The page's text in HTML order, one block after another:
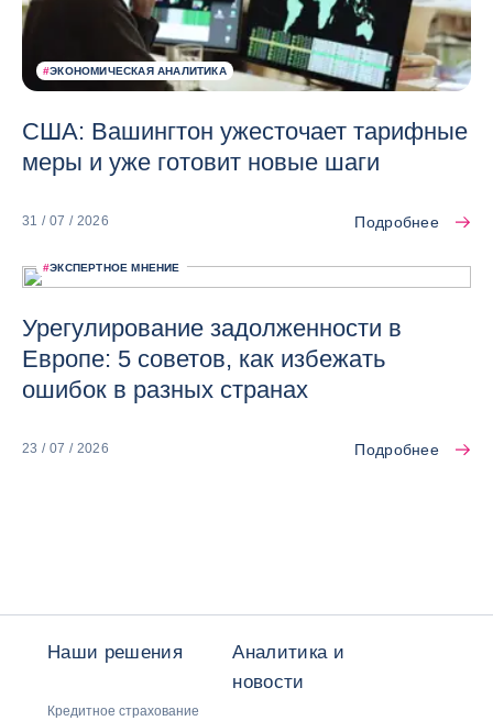
#ЭКОНОМИЧЕСКАЯ АНАЛИТИКА
США: Вашингтон ужесточает тарифные
меры и уже готовит новые шаги
31 / 07 / 2026 Подробнее
#ЭКСПЕРТНОЕ МНЕНИЕ
Урегулирование задолженности в
Европе: 5 советов, как избежать
ошибок в разных странах
23 / 07 / 2026 Подробнее
Наши решения
Кредитное страхование
Аналитика и
новости